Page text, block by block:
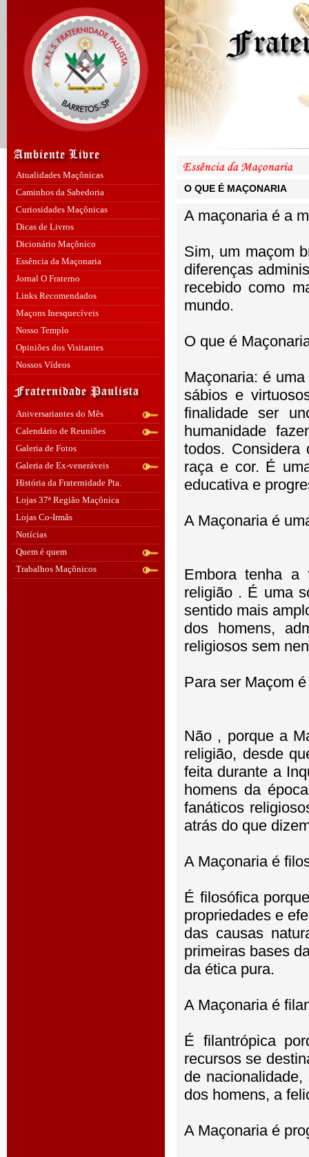
Atualidades Maçônicas
Caminhos da Sabedoria
Curiosidades Maçônicas
Dicas de Livros
Dicionário Maçônico
Essência da Maçonaria
Jornal O Fraterno
Links Recomendados
Maçons Inesquecíveis
Nosso Templo
Opiniões dos Visitantes
Nossos Vídeos
Aniversariantes do Mês
Calendário de Reuniões
Galeria de Fotos
Galeria de Ex-veneráveis
História da Fraternidade Pta.
Lojas 37ª Região Maçônica
Lojas Co-Irmãs
Notícias
Quem é quem
Trabalhos Maçônicos
O QUE É MAÇONARIA
A maçonaria é a
Sim, um maçom
diferenças
recebido como
mundo.
O que é
Maçonaria: é
sábios e
finalidade ser
humanidade
todos. Considera
raça e cor. É
educativa e
A Maçonaria é
Embora tenha
religião . É uma
sentido mais
dos homens,
religiosos sem
Para ser Maçom
Não , porque a
religião, desde
feita durante a
homens da
fanáticos
atrás do que
A Maçonaria é
É filosófica
propriedades e
das causas
primeiras bases
da ética pura.
A Maçonaria é
É filantrópica
recursos se
de
dos homens, a
A Maçonaria é